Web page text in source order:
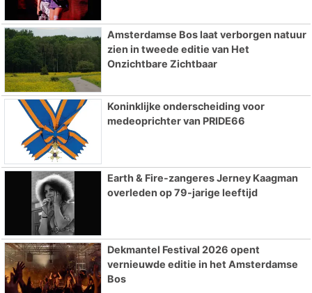
Amsterdamse Bos laat verborgen natuur
zien in tweede editie van Het
Onzichtbare Zichtbaar
Koninklijke onderscheiding voor
medeoprichter van PRIDE66
Earth & Fire-zangeres Jerney Kaagman
overleden op 79-jarige leeftijd
Dekmantel Festival 2026 opent
vernieuwde editie in het Amsterdamse
Bos